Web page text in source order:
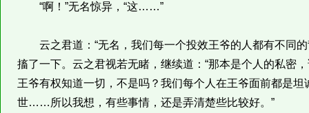
“啊！”无名惊异，“这……”
云之君道：“无名，我们每一个投效王爷的人都有不同的
搐了一下。云之君视若无睹，继续道：“那本是个人的私密
王爷有权知道一切，不是吗？我们每个人在王爷面前都是
世……所以我想，有些事情，还是弄清楚些比较好。”